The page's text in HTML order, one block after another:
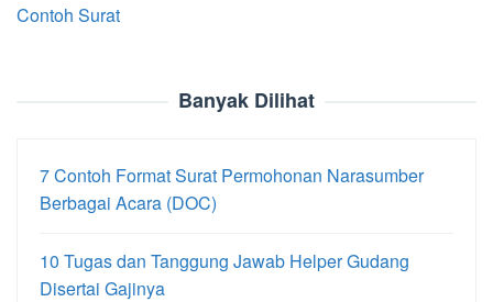
Contoh Surat
Banyak Dilihat
7 Contoh Format Surat Permohonan Narasumber
Berbagai Acara (DOC)
10 Tugas dan Tanggung Jawab Helper Gudang
Disertai Gajinya